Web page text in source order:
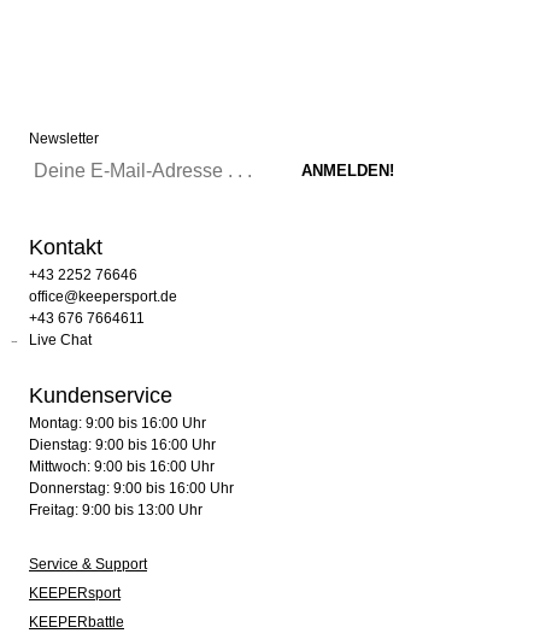
Newsletter
Kontakt
+43 2252 76646
office@keepersport.de
+43 676 7664611
Live Chat
Kundenservice
Montag: 9:00 bis 16:00 Uhr
Dienstag: 9:00 bis 16:00 Uhr
Mittwoch: 9:00 bis 16:00 Uhr
Donnerstag: 9:00 bis 16:00 Uhr
Freitag: 9:00 bis 13:00 Uhr
Service & Support
KEEPERsport
KEEPERbattle